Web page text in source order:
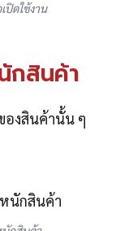
ปิดใช้งาน
กสินค้า
องสินค้านั้น ๆ